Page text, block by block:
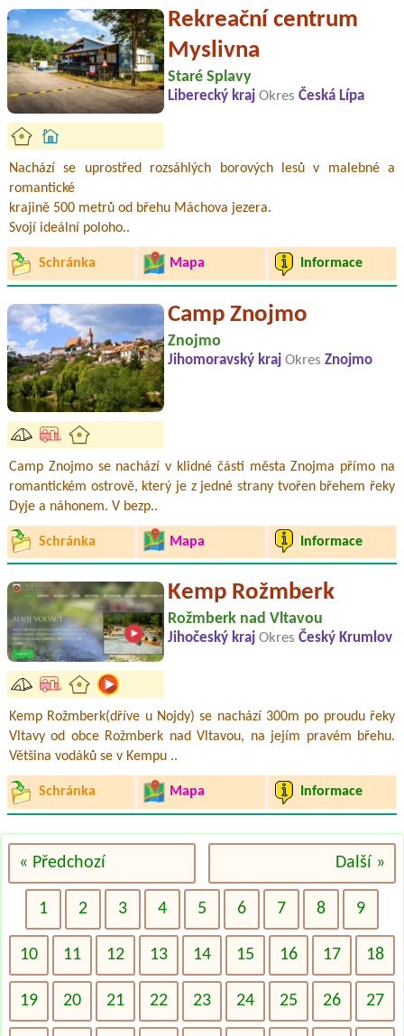
Rekreační centrum
Myslivna
Staré Splavy
Liberecký kraj Okres Česká Lípa
Nachází se uprostřed rozsáhlých borových lesů v malebné a
romantické
krajině 500 metrů od břehu Máchova jezera.
Svojí ideální poloho..
Schránka Mapa Informace
Camp Znojmo
Znojmo
Jihomoravský kraj Okres Znojmo
Camp Znojmo se nachází v klidné části města Znojma přímo na
romantickém ostrově, který je z jedné strany tvořen břehem řeky
Dyje a náhonem. V bezp..
Schránka Mapa Informace
Kemp Rožmberk
Rožmberk nad Vltavou
Jihočeský kraj Okres Český Krumlov
Kemp Rožmberk(dříve u Nojdy) se nachází 300m po proudu řeky
Vltavy od obce Rožmberk nad Vltavou, na jejím pravém břehu.
Většina vodáků se v Kempu ..
Schránka Mapa Informace
« Předchozí Další »
1 2 3 4 5 6 7 8 9
10 11 12 13 14 15 16 17 18
19 20 21 22 23 24 25 26 27